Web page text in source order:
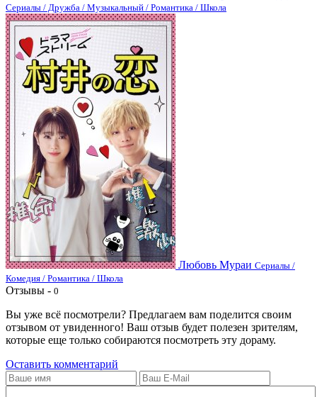
Сериалы / Дружба / Музыкальный / Романтика / Школа
Любовь Мураи Сериалы /
Комедия / Романтика / Школа
Отзывы - 0
Вы уже всё посмотрели? Предлагаем вам поделится своим
отзывом от увиденного! Ваш отзыв будет полезен зрителям,
которые еще только собираются посмотреть эту дораму.
Оставить комментарий